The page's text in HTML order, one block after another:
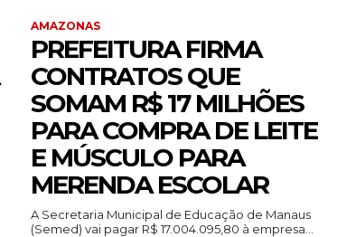
AMAZONAS
PREFEITURA FIRMA
CONTRATOS QUE
SOMAM R$ 17 MILHÕES
PARA COMPRA DE LEITE
E MÚSCULO PARA
MERENDA ESCOLAR
A Secretaria Municipal de Educação de Manaus
(Semed) vai pagar R$ 17.004.095,80 à empresa...